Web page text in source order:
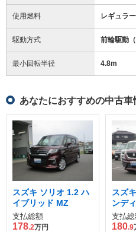
使用燃料 レギュラー
駆動方式 前輪駆動（
最小回転半径 4.8m
あなたにおすすめの中古車
スズキ ソリオ 1.2 ハ
イブリッド MZ
支払総額
178.2万円
スズ
ンデ
ッド
支払
180.9